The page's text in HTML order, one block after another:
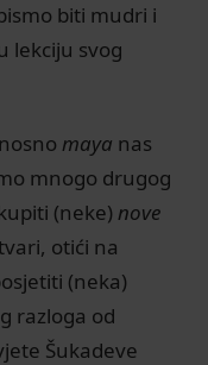
biti mudri i
lekciju svog
maya nas
mnogo drugog
(neke) nove
otići na
(neka)
razloga od
Šukadeve